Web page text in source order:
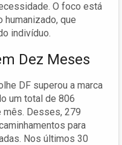
O foco está
humanizado, que
indivíduo.
Dez Meses
DF superou a marca
um total de 806
Desses, 279
para
Nos últimos 30